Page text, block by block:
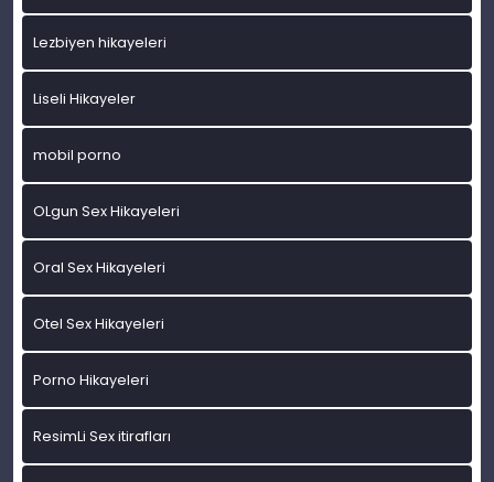
Lezbiyen hikayeleri
Liseli Hikayeler
mobil porno
OLgun Sex Hikayeleri
Oral Sex Hikayeleri
Otel Sex Hikayeleri
Porno Hikayeleri
ResimLi Sex itirafları